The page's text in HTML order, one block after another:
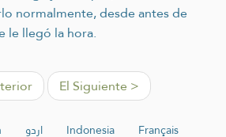
normalmente, desde antes de
le llegó la hora.
El Siguiente >
اردو Indonesia
Français